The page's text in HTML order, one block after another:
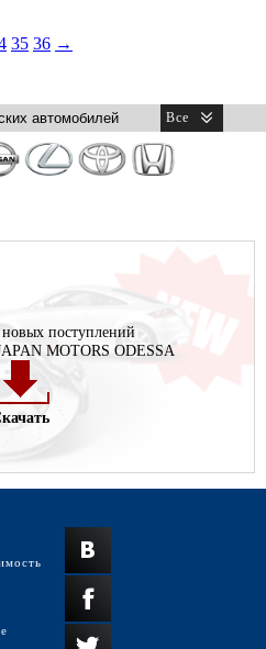
35 36 →
новых поступлений
MOTORS ODESSA